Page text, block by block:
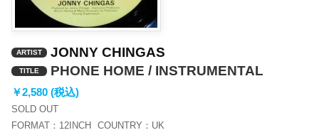
ARTIST JONNY CHINGAS
TITLE PHONE HOME / INSTRUMENTAL
￥2,580 (税込)
SOLD OUT
FORMAT： 12INCH COUNTRY： UK